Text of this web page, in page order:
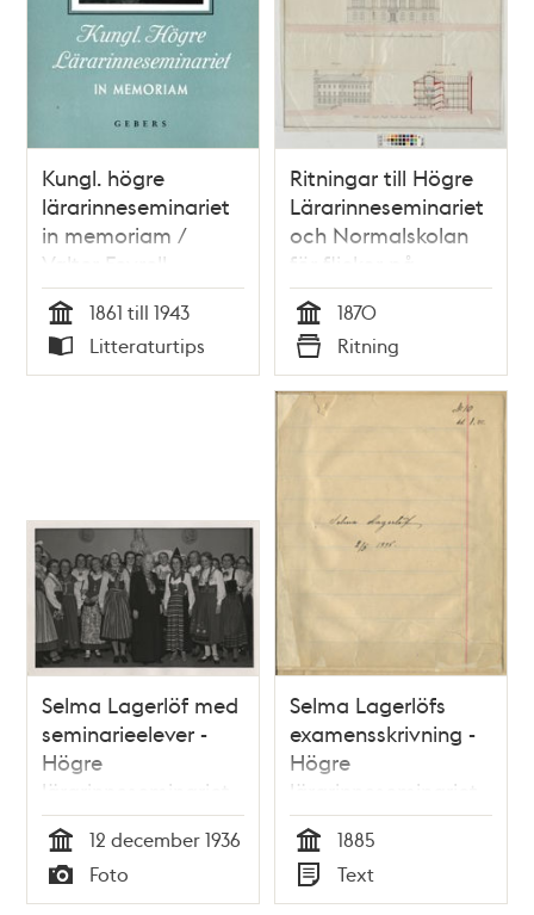
Kungl. högre
lärarinneseminariet
in memoriam /
Valter Fevrell
Tid
1861 till 1943
Typ
Litteraturtips
Ritningar till Högre
Lärarinneseminariet
och Normalskolan
för flickor på
Östermalm 1870
Tid
1870
Typ
Ritning
Selma Lagerlöf med
seminarieelever -
Högre
lärarinneseminariet
1936
Tid
12 december 1936
Typ
Foto
Selma Lagerlöfs
examensskrivning -
Högre
lärarinneseminariet
VT 1885
Tid
1885
Typ
Text